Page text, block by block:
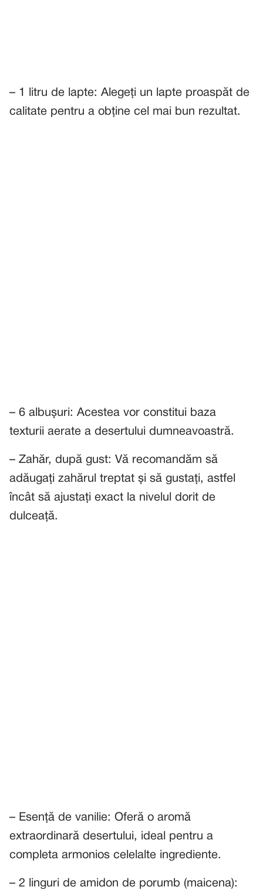
– 1 litru de lapte: Alegeți un lapte proaspăt de
calitate pentru a obține cel mai bun rezultat.
– 6 albușuri: Acestea vor constitui baza
texturii aerate a desertului dumneavoastră.
– Zahăr, după gust: Vă recomandăm să
adăugați zahărul treptat și să gustați, astfel
încât să ajustați exact la nivelul dorit de
dulceață.
– Esență de vanilie: Oferă o aromă
extraordinară desertului, ideal pentru a
completa armonios celelalte ingrediente.
– 2 linguri de amidon de porumb (maicena):